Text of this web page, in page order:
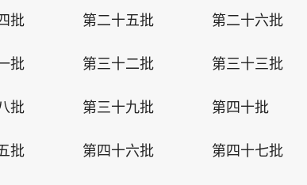
批 第二十五批 第二十六批
批 第三十二批 第三十三批
批 第三十九批 第四十批
批 第四十六批 第四十七批